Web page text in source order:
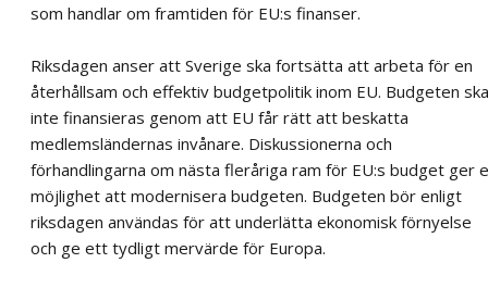
som handlar om framtiden för EU:s finanser.
Riksdagen anser att Sverige ska fortsätta att arbeta för en
återhållsam och effektiv budgetpolitik inom EU. Budgeten ska
inte finansieras genom att EU får rätt att beskatta
medlemsländernas invånare. Diskussionerna och
förhandlingarna om nästa fleråriga ram för EU:s budget ger
möjlighet att modernisera budgeten. Budgeten bör enligt
riksdagen användas för att underlätta ekonomisk förnyelse
och ge ett tydligt mervärde för Europa.